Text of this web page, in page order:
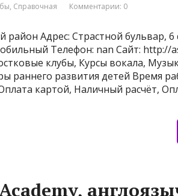
, Справочная Комментарии: 0
Адрес: Страстной бульвар, 6
Телефон: nan Сайт: http://
клубы, Курсы вокала,
раннего развития детей Время
картой, Наличный расчёт,